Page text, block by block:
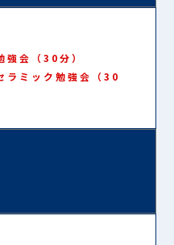
強会（30分）
ラミック勉強会（30